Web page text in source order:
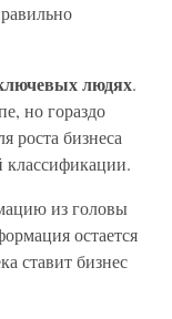
людях.
но гораздо
роста бизнеса
из головы
остается
ставит бизнес